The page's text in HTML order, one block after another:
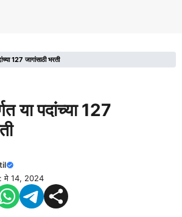
127 जागांसाठी भरती
या पदांच्या 127
मे 14, 2024